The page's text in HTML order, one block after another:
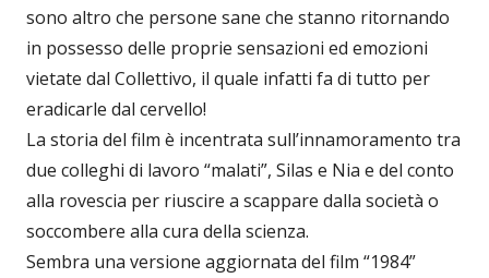
sono altro che persone sane che stanno ritornando
in possesso delle proprie sensazioni ed emozioni
vietate dal Collettivo, il quale infatti fa di tutto per
eradicarle dal cervello!
La storia del film è incentrata sull’innamoramento tra
due colleghi di lavoro “malati”, Silas e Nia e del conto
alla rovescia per riuscire a scappare dalla società o
soccombere alla cura della scienza.
Sembra una versione aggiornata del film “1984”